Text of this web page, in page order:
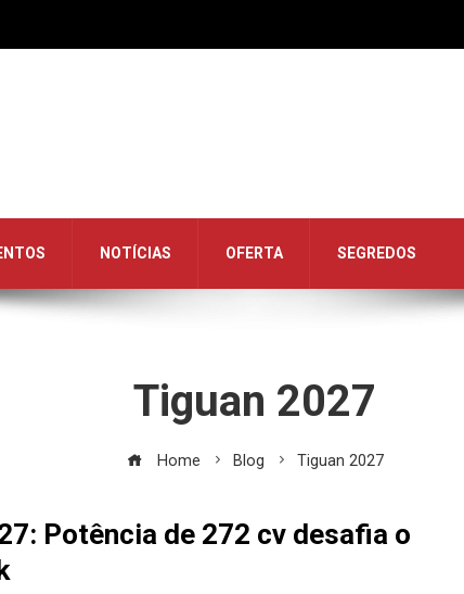
NOTÍCIAS OFERTA SEGREDOS
Tiguan 2027
Home Blog Tiguan 2027
Potência de 272 cv desafia o